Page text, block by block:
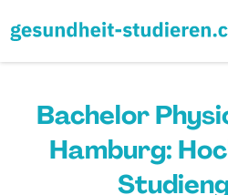
Bachelor
Hamburg: